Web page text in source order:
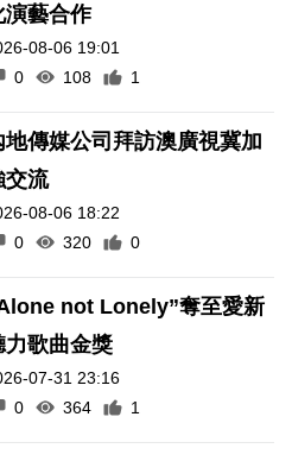
演藝合作
08-06 19:01
0
108 1
地傳媒公司拜訪澳廣視冀加
交流
08-06 18:22
0
320 0
not Lonely”奪至愛新
力歌曲金獎
07-31 23:16
0
364 1